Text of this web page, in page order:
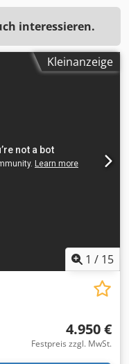
interessieren.
Kleinanzeige
1 / 15
4.950 €
Festpreis zzgl. MwSt.